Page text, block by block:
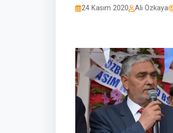
24 Kasım 2020 Ali Özkaya